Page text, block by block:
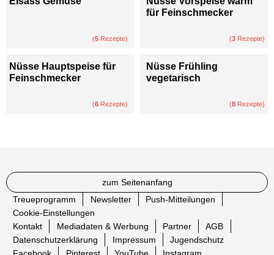
(5 Rezepte)
für Feinschmecker
(3 Rezepte)
Nüsse Hauptspeise für
Feinschmecker
(6 Rezepte)
Nüsse Frühling
vegetarisch
(8 Rezepte)
zum Seitenanfang
Treueprogramm
Newsletter
Push-Mitteilungen
Cookie-Einstellungen
Kontakt
Mediadaten & Werbung Partner
AGB
Datenschutzerklärung
Impressum
Jugendschutz
Facebook
Pinterest YouTube Instagram